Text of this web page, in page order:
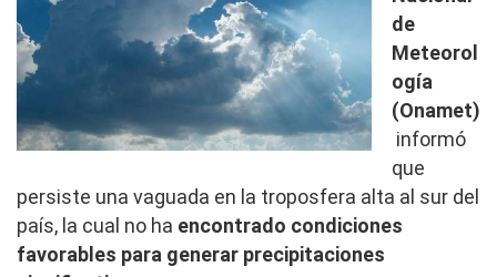
de
Meteorol
ogía
(Onamet)
informó
que
persiste una vaguada en la troposfera alta al sur del
país, la cual no ha encontrado condiciones
favorables para generar precipitaciones